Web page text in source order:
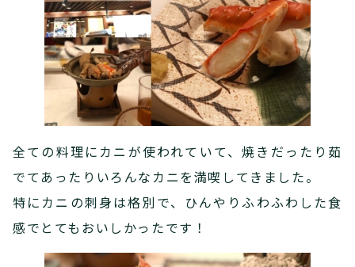
全ての料理にカニが使われていて、焼きだったり茹
でてあったりいろんなカニを満喫してきました。
特にカニの刺身は格別で、ひんやりふわふわした食
感でとてもおいしかったです！